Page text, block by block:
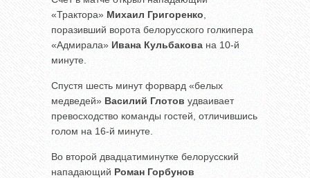
«Трактора» Михаил Григоренко
поразивший ворота белорусского голкипера
«Адмирала» Ивана Кульбакова на 10-й
минуте.
Спустя шесть минут форвард «белых
медведей» Василий Глотов удваивает
превосходство команды гостей, отличившись
голом на 16-й минуте.
Во второй двадцатиминутке белорусский
нападающий Роман Горбунов